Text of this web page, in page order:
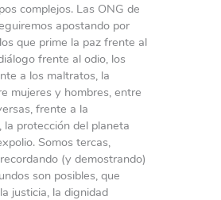
complejos. Las ONG de
apostando por
que prime la paz frente al
frente al odio, los
a los maltratos, la
mujeres y hombres, entre
frente a la
la protección del planeta
Somos tercas,
(y demostrando)
son posibles, que
justicia, la dignidad